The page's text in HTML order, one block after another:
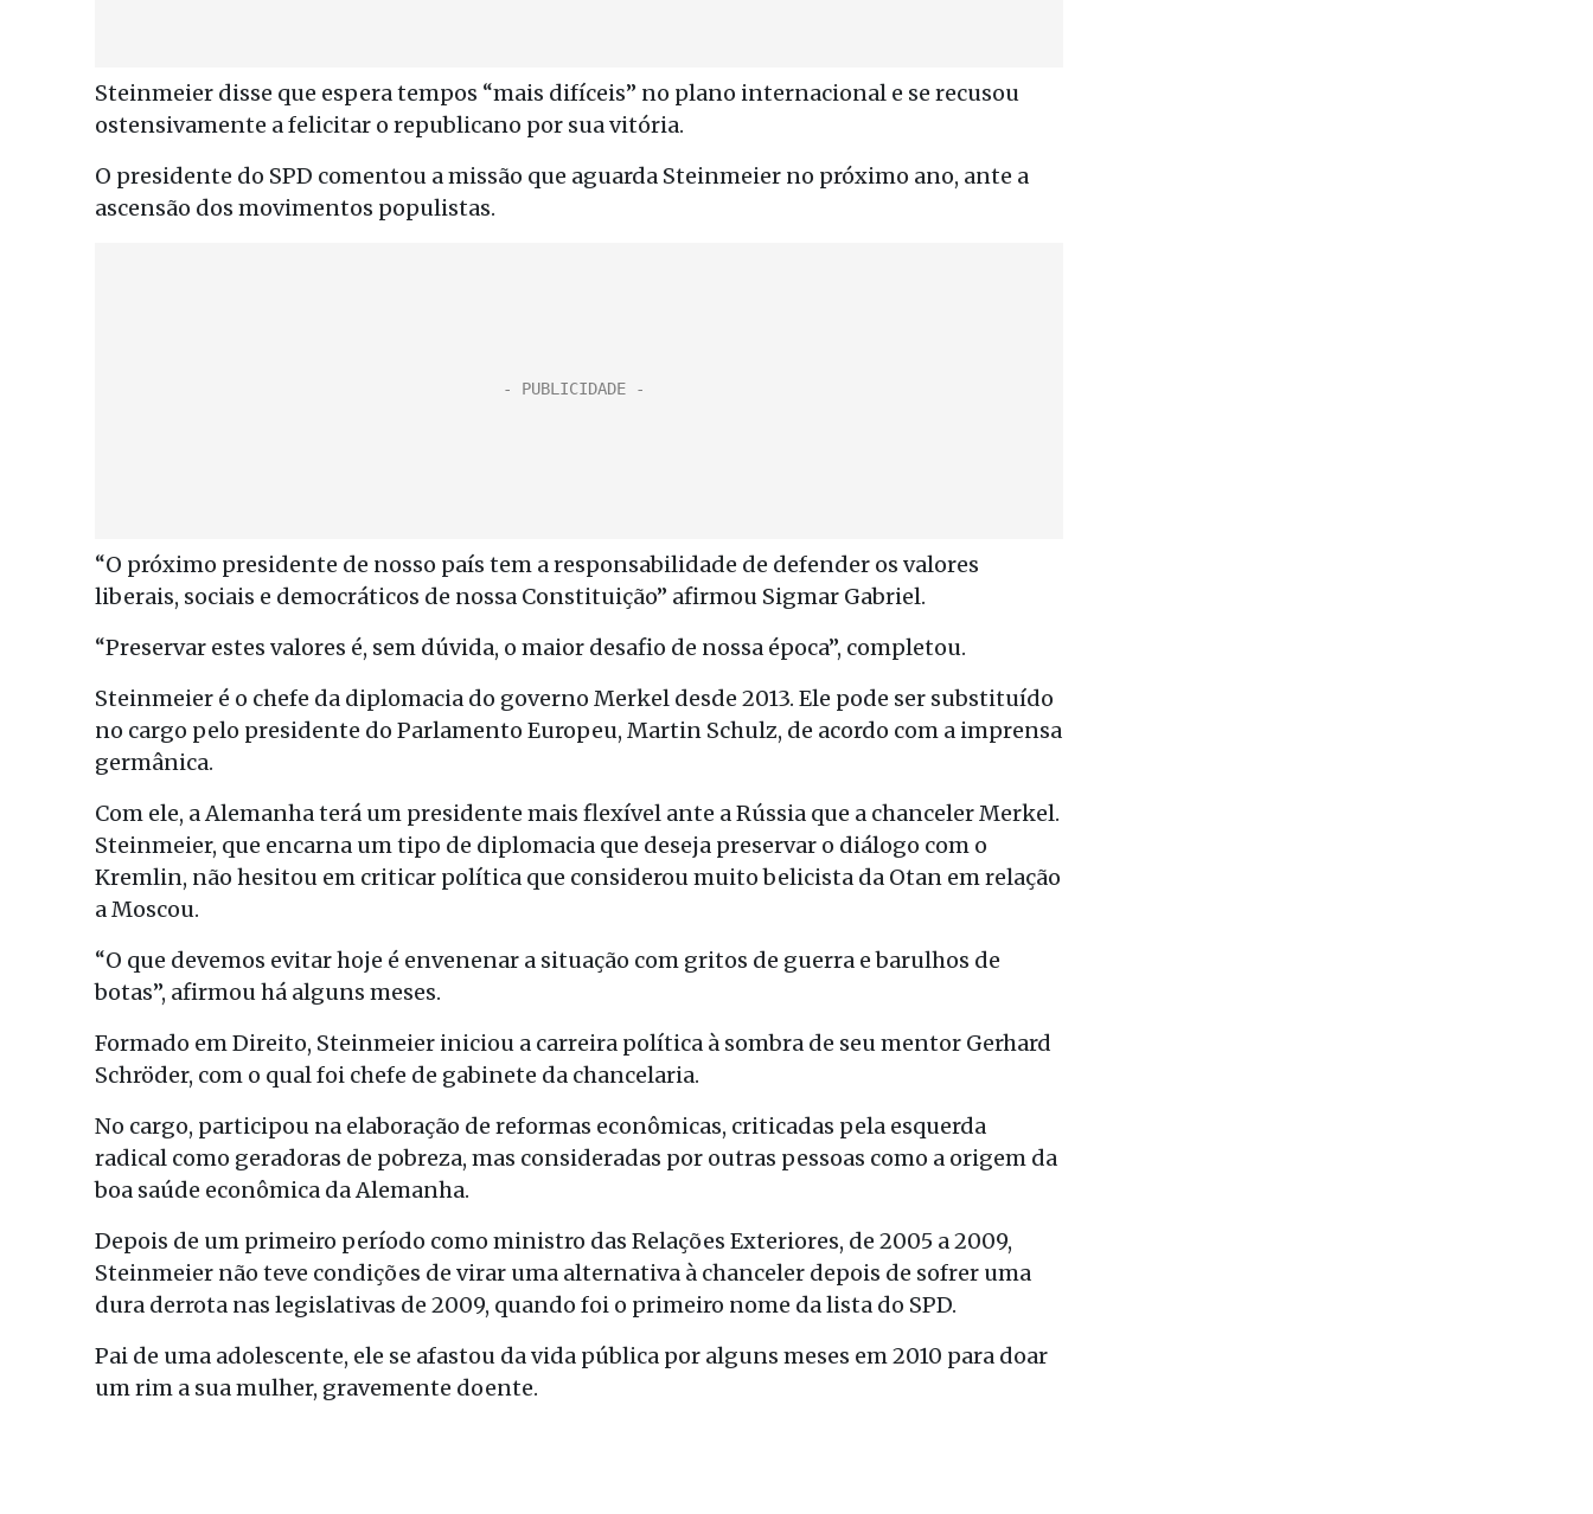
Steinmeier disse que espera tempos “mais difíceis” no plano internacional e se recusou
ostensivamente a felicitar o republicano por sua vitória.
O presidente do SPD comentou a missão que aguarda Steinmeier no próximo ano, ante a
ascensão dos movimentos populistas.
“O próximo presidente de nosso país tem a responsabilidade de defender os valores
liberais, sociais e democráticos de nossa Constituição” afirmou Sigmar Gabriel.
“Preservar estes valores é, sem dúvida, o maior desafio de nossa época”, completou.
Steinmeier é o chefe da diplomacia do governo Merkel desde 2013. Ele pode ser substituído
no cargo pelo presidente do Parlamento Europeu, Martin Schulz, de acordo com a imprensa
germânica.
Com ele, a Alemanha terá um presidente mais flexível ante a Rússia que a chanceler Merkel.
Steinmeier, que encarna um tipo de diplomacia que deseja preservar o diálogo com o
Kremlin, não hesitou em criticar política que considerou muito belicista da Otan em relação
a Moscou.
“O que devemos evitar hoje é envenenar a situação com gritos de guerra e barulhos de
botas”, afirmou há alguns meses.
Formado em Direito, Steinmeier iniciou a carreira política à sombra de seu mentor Gerhard
Schröder, com o qual foi chefe de gabinete da chancelaria.
No cargo, participou na elaboração de reformas econômicas, criticadas pela esquerda
radical como geradoras de pobreza, mas consideradas por outras pessoas como a origem da
boa saúde econômica da Alemanha.
Depois de um primeiro período como ministro das Relações Exteriores, de 2005 a 2009,
Steinmeier não teve condições de virar uma alternativa à chanceler depois de sofrer uma
dura derrota nas legislativas de 2009, quando foi o primeiro nome da lista do SPD.
Pai de uma adolescente, ele se afastou da vida pública por alguns meses em 2010 para doar
um rim a sua mulher, gravemente doente.